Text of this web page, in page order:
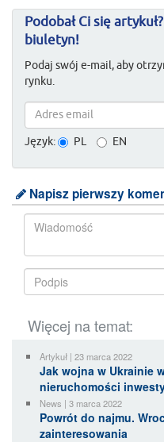
Podobał Ci się
biuletyn!
Podaj swój e-mail, aby
rynku.
Język: PL EN
Napisz pierwszy
Więcej na temat:
Artykuł | 23 marca 2022
Jak wojna w Ukrainie
nieruchomości
News | 3 marca 2022
Powrót do najmu.
zainteresowania